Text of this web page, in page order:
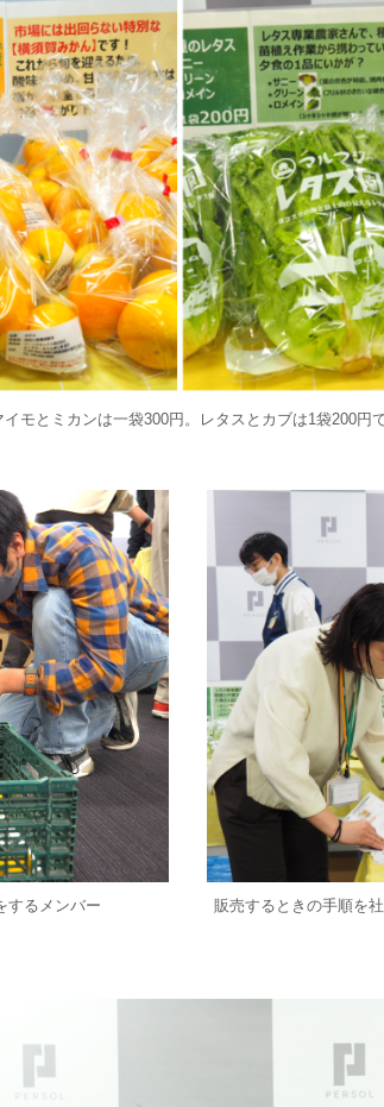
イモとミカンは一袋300円。レタスとカブは1袋200円
するメンバー
販売するときの手順を